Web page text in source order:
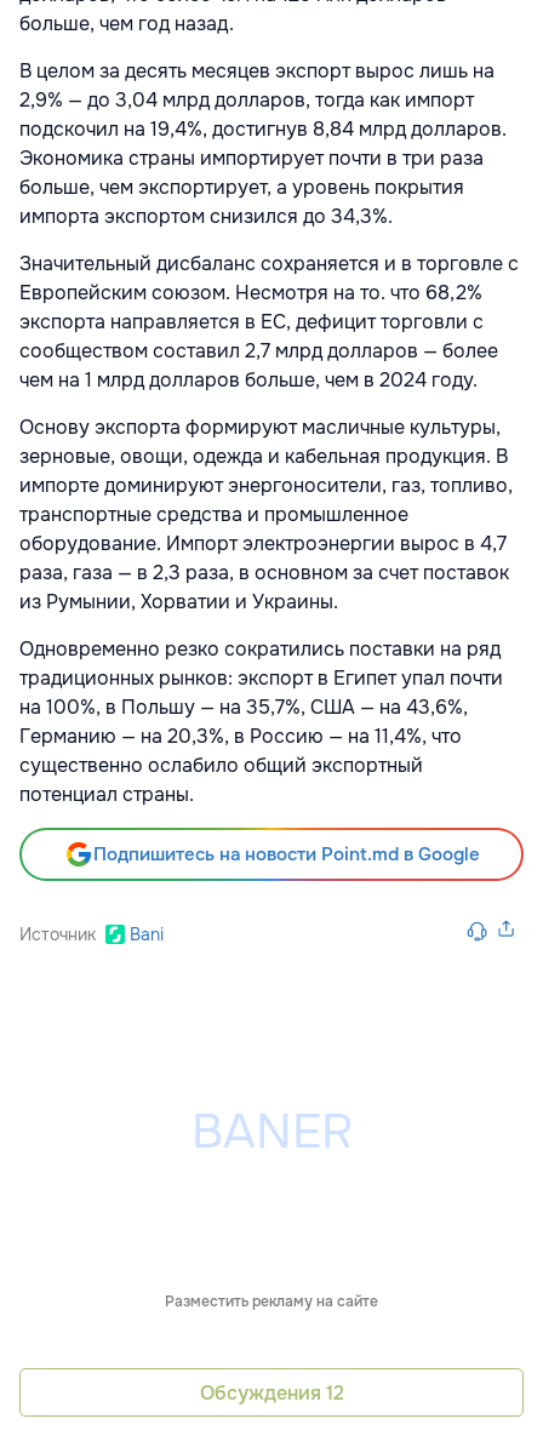
больше, чем год назад.
В целом за десять месяцев экспорт вырос лишь на
2,9% — до 3,04 млрд долларов, тогда как импорт
подскочил на 19,4%, достигнув 8,84 млрд долларов.
Экономика страны импортирует почти в три раза
больше, чем экспортирует, а уровень покрытия
импорта экспортом снизился до 34,3%.
Значительный дисбаланс сохраняется и в торговле с
Европейским союзом. Несмотря на то. что 68,2%
экспорта направляется в ЕС, дефицит торговли с
сообществом составил 2,7 млрд долларов — более
чем на 1 млрд долларов больше, чем в 2024 году.
Основу экспорта формируют масличные культуры,
зерновые, овощи, одежда и кабельная продукция. В
импорте доминируют энергоносители, газ, топливо,
транспортные средства и промышленное
оборудование. Импорт электроэнергии вырос в 4,7
раза, газа — в 2,3 раза, в основном за счет поставок
из Румынии, Хорватии и Украины.
Одновременно резко сократились поставки на ряд
традиционных рынков: экспорт в Египет упал почти
на 100%, в Польшу — на 35,7%, США — на 43,6%,
Германию — на 20,3%, в Россию — на 11,4%, что
существенно ослабило общий экспортный
потенциал страны.
Подпишитесь на новости Point.md в Google
Источник Bani
Разместить рекламу на сайте
Обсуждения 12